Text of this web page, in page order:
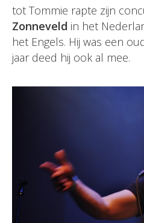
tot Tommie rapte zijn
Zonneveld in het
het Engels. Hij was een
jaar deed hij ook al mee.